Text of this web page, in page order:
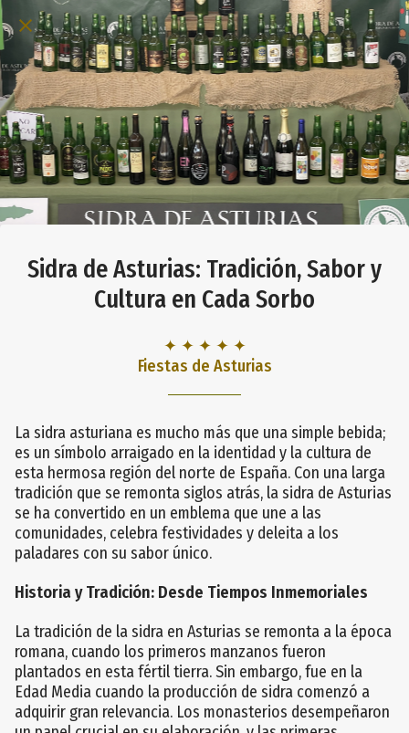
Sidra de Asturias: Tradición, Sabor y
Cultura en Cada Sorbo
✦ ✦ ✦ ✦ ✦
Fiestas de Asturias
La sidra asturiana es mucho más que una simple bebida;
es un símbolo arraigado en la identidad y la cultura de
esta hermosa región del norte de España. Con una larga
tradición que se remonta siglos atrás, la sidra de Asturias
se ha convertido en un emblema que une a las
comunidades, celebra festividades y deleita a los
paladares con su sabor único.
Historia y Tradición: Desde Tiempos Inmemoriales
La tradición de la sidra en Asturias se remonta a la época
romana, cuando los primeros manzanos fueron
plantados en esta fértil tierra. Sin embargo, fue en la
Edad Media cuando la producción de sidra comenzó a
adquirir gran relevancia. Los monasterios desempeñaron